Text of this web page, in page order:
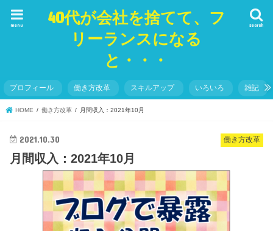
40代が会社を捨てて、フ
リーランスになる
と・・・
search
menu
プロフィール 働き方改革 スキルアップ いろいろ 雑記
HOME 働き方改革 月間収入：2021年10月
働き方改革
2021.10.30
月間収入：2021年10月